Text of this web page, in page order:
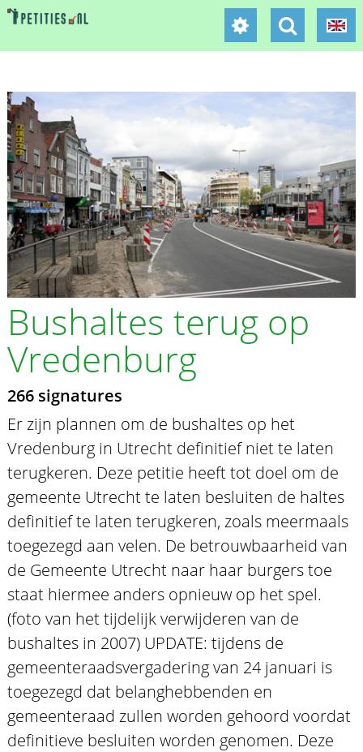
Bushaltes terug op
Vredenburg
266 signatures
Er zijn plannen om de bushaltes op het
Vredenburg in Utrecht definitief niet te laten
terugkeren. Deze petitie heeft tot doel om de
gemeente Utrecht te laten besluiten de haltes
definitief te laten terugkeren, zoals meermaals
toegezegd aan velen. De betrouwbaarheid van
de Gemeente Utrecht naar haar burgers toe
staat hiermee anders opnieuw op het spel.
(foto van het tijdelijk verwijderen van de
bushaltes in 2007) UPDATE: tijdens de
gemeenteraadsvergadering van 24 januari is
toegezegd dat belanghebbenden en
gemeenteraad zullen worden gehoord voordat
definitieve besluiten worden genomen. Deze